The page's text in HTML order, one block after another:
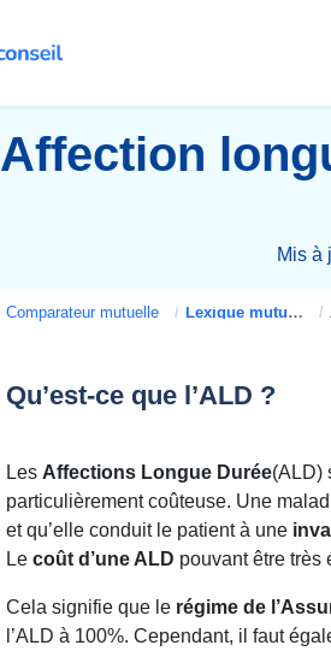
Affection
Mis à
Comparateur mutuelle Lexique mutuelle santé
Qu’est-ce que l’ALD ?
Les Affections Longue Durée(ALD)
particulièrement coûteuse. Une
et qu’elle conduit le patient à une
Le coût d’une ALD pouvant être très
Cela signifie que le régime de
l’ALD à 100%. Cependant, il faut